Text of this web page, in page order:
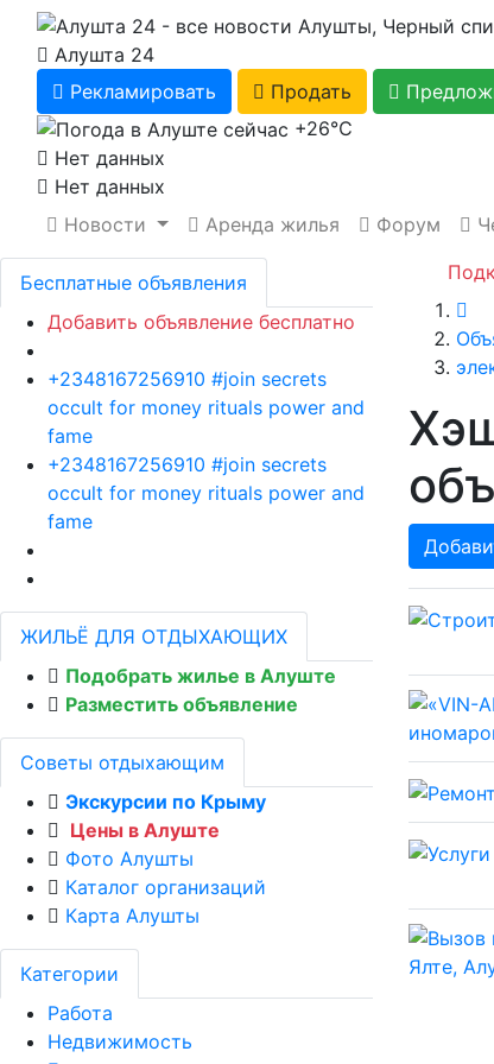
Алушта 24
Рекламировать
Продать
+26℃
Нет данных
Нет данных
Новости
Аренда жилья Форум
Бесплатные объявления
Добавить объявление бесплатно
+2348167256910 #join secrets
occult for money rituals power and
fame
+2348167256910 #join secrets
occult for money rituals power and
fame
ЖИЛЬЁ ДЛЯ ОТДЫХАЮЩИХ
Подобрать жилье в Алуште
Разместить объявление
Советы отдыхающим
Экскурсии по Крыму
Цены в Алуште
Фото Алушты
Каталог организаций
Карта Алушты
Категории
Работа
Недвижимость